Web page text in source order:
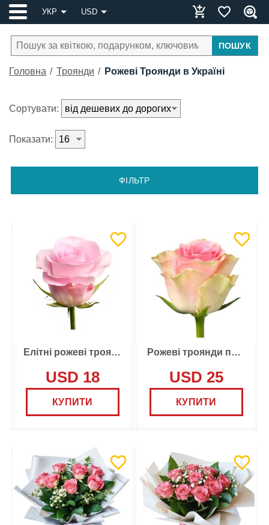
УКР USD
ПОШУК
Головна Троянди Рожеві Троянди в Україні
Сортувати:
Показати:
ФІЛЬТР
Елітні рожеві троянди по 3 штуки
USD 18
КУПИТИ
Рожеві троянди по 5 штук
USD 25
КУПИТИ